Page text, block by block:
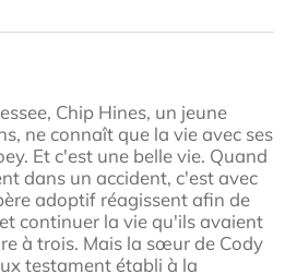
Chip Hines, un jeune
ne connaît que la vie avec ses
Et c'est une belle vie. Quand
dans un accident, c'est avec
adoptif réagissent afin de
continuer la vie qu'ils avaient
à trois. Mais la sœur de Cody
testament établi à la